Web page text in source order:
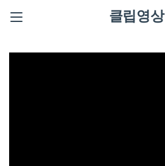
클립영상